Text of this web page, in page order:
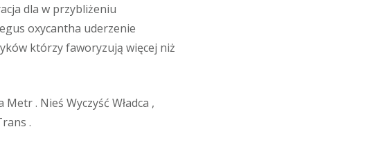
dla w przybliżeniu
oxycantha uderzenie
którzy faworyzują więcej niż
. Nieś Wyczyść Władca ,
.